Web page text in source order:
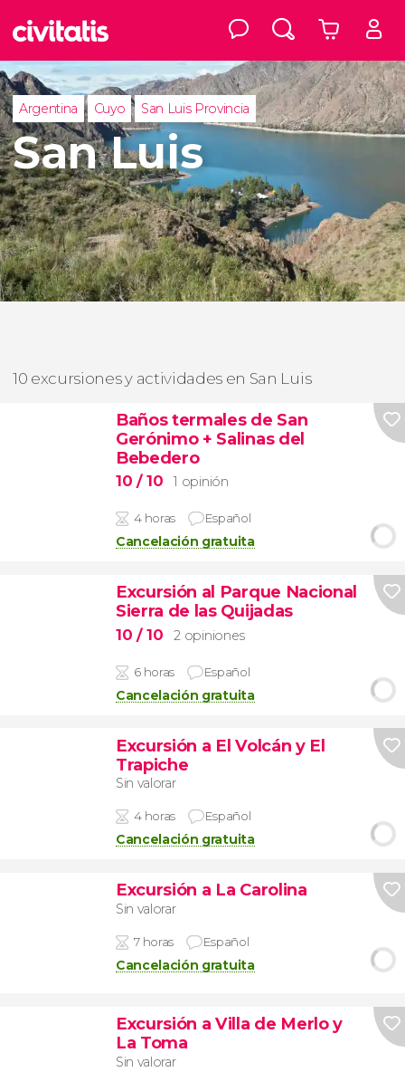
Argentina Cuyo San Luis Provincia
San Luis
10 excursiones y actividades en San Luis
Baños termales de San
Gerónimo + Salinas del
Bebedero
10 / 10 1 opinión
4 horas Español
Cancelación gratuita
Excursión al Parque Nacional
Sierra de las Quijadas
10 / 10 2 opiniones
6 horas Español
Cancelación gratuita
Excursión a El Volcán y El
Trapiche
Sin valorar
4 horas Español
Cancelación gratuita
Excursión a La Carolina
Sin valorar
7 horas Español
Cancelación gratuita
Excursión a Villa de Merlo y
La Toma
Sin valorar